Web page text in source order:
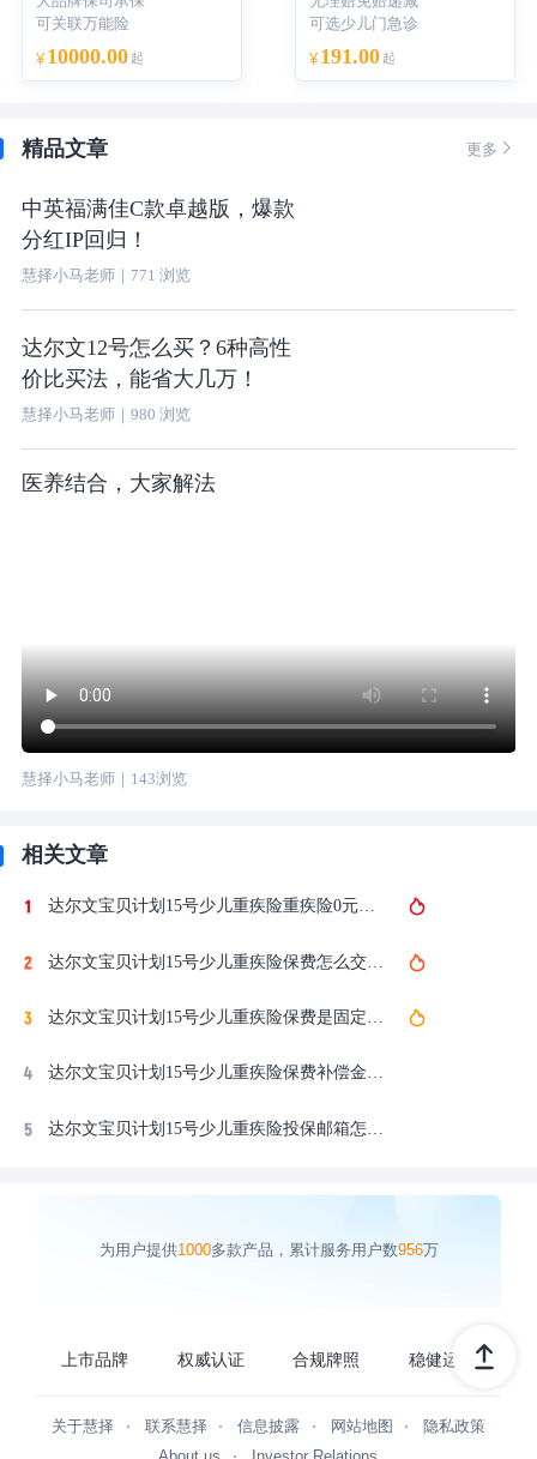
可关联万能险
¥ 10000.00 起
可选少儿门急诊
¥ 191.00 起
精品文章 更多 
中英福满佳C款卓越版，爆款
分红IP回归！
慧择小马老师｜ 771 浏览
达尔文12号怎么买？6种高性
价比买法，能省大几万！
慧择小马老师｜ 980 浏览
医养结合，大家解法
慧择小马老师｜ 143浏览
相关文章
达尔文宝贝计划15号少儿重疾险重疾险0元购是什么？豁免和保费补偿金详解
达尔文宝贝计划15号少儿重疾险保费怎么交？交费方式、年限和频率全解析
达尔文宝贝计划15号少儿重疾险保费补偿金和豁免有什么区别？能同时享受吗？
为用户提供1000多款产品，累计服务用户数956万
上市品牌 权威认证 合规牌照 稳健运营
关于慧择 联系慧择 信息披露 网站地图
隐私政策